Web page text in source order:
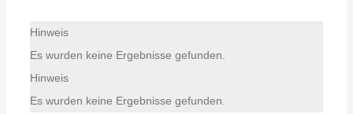
Hinweis
Es wurden keine Ergebnisse gefunden.
Hinweis
Es wurden keine Ergebnisse gefunden.